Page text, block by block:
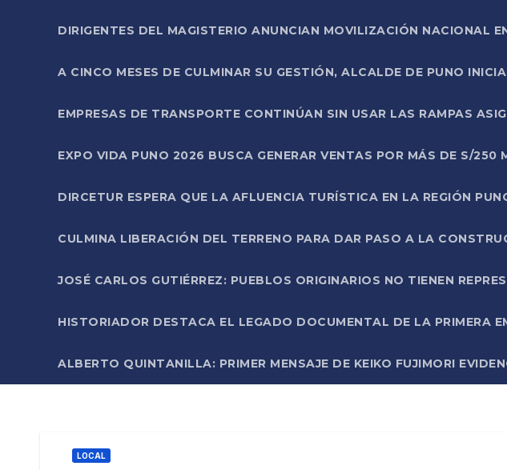
DIRIGENTES DEL MAGISTERIO ANUNCIAN MOVILIZACIÓN NACIONAL
A CINCO MESES DE CULMINAR SU GESTIÓN, ALCALDE DE PUNO
EMPRESAS DE TRANSPORTE CONTINÚAN SIN USAR LAS RAMPAS
EXPO VIDA PUNO 2026 BUSCA GENERAR VENTAS POR MÁS DE S/250
DIRCETUR ESPERA QUE LA AFLUENCIA TURÍSTICA EN LA REGIÓN
CULMINA LIBERACIÓN DEL TERRENO PARA DAR PASO A LA
JOSÉ CARLOS GUTIÉRREZ: PUEBLOS ORIGINARIOS NO TIENEN
HISTORIADOR DESTACA EL LEGADO DOCUMENTAL DE LA PRIMERA
ALBERTO QUINTANILLA: PRIMER MENSAJE DE KEIKO FUJIMORI
LOCAL